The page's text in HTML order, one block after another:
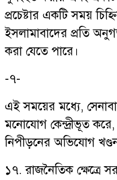
প্রচেষ্টার একটি সময়
ইসলামাবাদের প্রতি
করা যেতে পারে।
-৭-
এই সময়ের মধ্যে,
মনোযোগ কেন্দ্রীভূত
নিপীড়নের অভিযোগ
১৭. রাজনৈতিক ক্ষেত্রে